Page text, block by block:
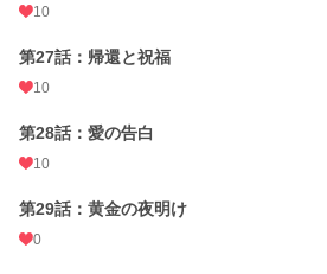
10
第27話：帰還と祝福
10
第28話：愛の告白
10
第29話：黄金の夜明け
0